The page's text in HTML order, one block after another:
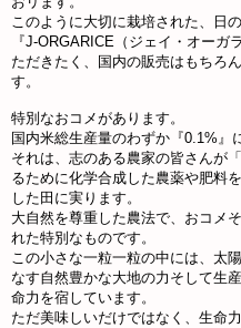
このように大切に栽培された、日
『J-ORGARICE（ジェイ・オー
ただきたく、国内の販売はもちろ
す。
特別なおコメがあります。
国内米総生産量のわずか『0.1%』
それは、志のある農家の皆さんが
るために化学合成した農薬や肥料
した田に実ります。
大自然を尊重した農法で、おコメ
れた特別なものです。
この小さな一粒一粒の中には、太
なす自然豊かな大地の力そして生
命力を宿しています。
ただ美味しいだけではなく、生命